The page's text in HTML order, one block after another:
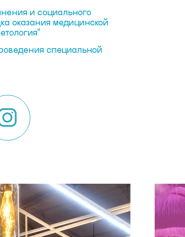
и социального
оказания медицинской
специальной